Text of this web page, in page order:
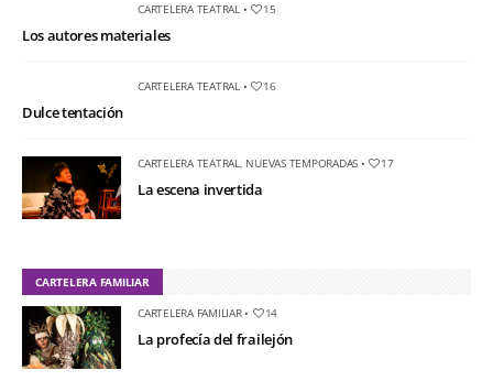
CARTELERA TEATRAL• 15
Los autores materiales
CARTELERA TEATRAL• 16
Dulce tentación
CARTELERA TEATRAL, NUEVAS TEMPORADAS • 17
La escena invertida
CARTELERA FAMILIAR
CARTELERA FAMILIAR• 14
La profecía del frailejón